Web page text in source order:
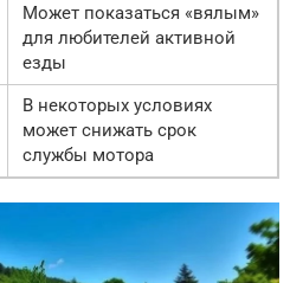
Может показаться «вялым»
для любителей активной
езды
В некоторых условиях
может снижать срок
службы мотора